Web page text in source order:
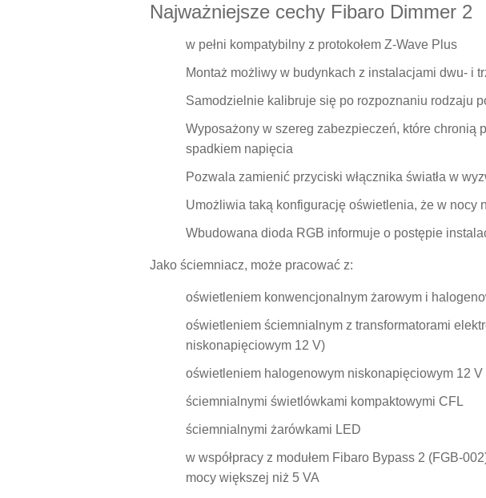
Najważniejsze cechy Fibaro Dimmer 2
w pełni kompatybilny z protokołem Z-Wave Plus
Montaż możliwy w budynkach z instalacjami dwu- i
Samodzielnie kalibruje się po rozpoznaniu rodzaju
Wyposażony w szereg zabezpieczeń, które chronią
spadkiem napięcia
Pozwala zamienić przyciski włącznika światła w
Umożliwia taką konfigurację oświetlenia, że w nocy
Wbudowana dioda RGB informuje o postępie
Jako ściemniacz, może pracować z:
oświetleniem konwencjonalnym żarowym i
oświetleniem ściemnialnym z transformatorami
niskonapięciowym 12 V)
oświetleniem halogenowym niskonapięciowym 12
ściemnialnymi świetlówkami kompaktowymi CFL
ściemnialnymi żarówkami LED
w współpracy z modułem Fibaro Bypass 2 (FGB-
mocy większej niż 5 VA